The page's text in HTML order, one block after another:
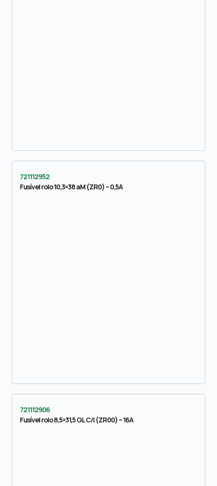
721112952
Fusível rolo 10,3×38 aM (ZR0) – 0,5A
721112906
Fusível rolo 8,5×31,5 GL C/I (ZR00) – 16A